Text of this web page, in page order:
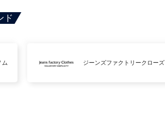
ド
ム ジーンズファクトリークローズ